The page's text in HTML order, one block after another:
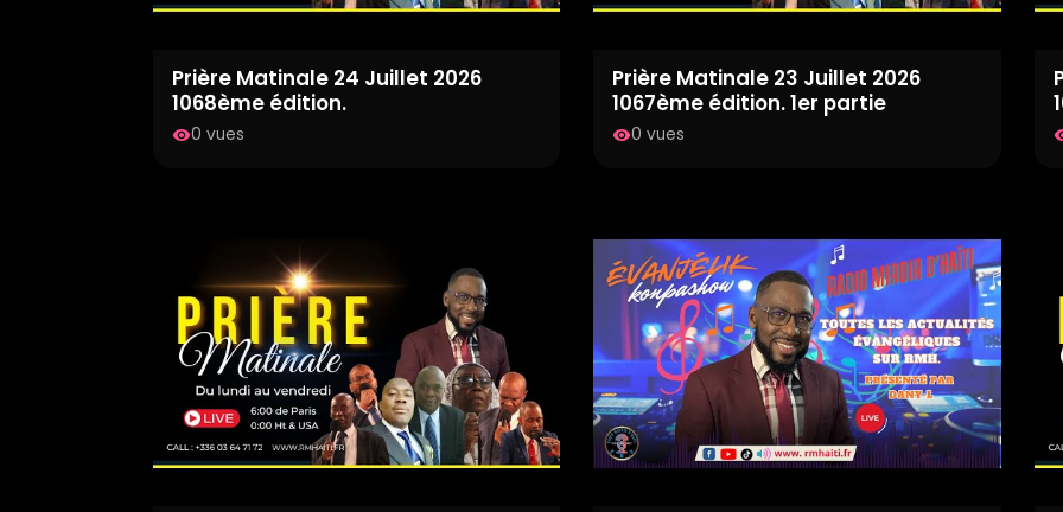
Prière Matinale 24 Juillet 2026
1068ème édition.
visibility0 vues
Prière Matinale 23 Juillet 2026
1067ème édition. 1er partie
visibility0 vues